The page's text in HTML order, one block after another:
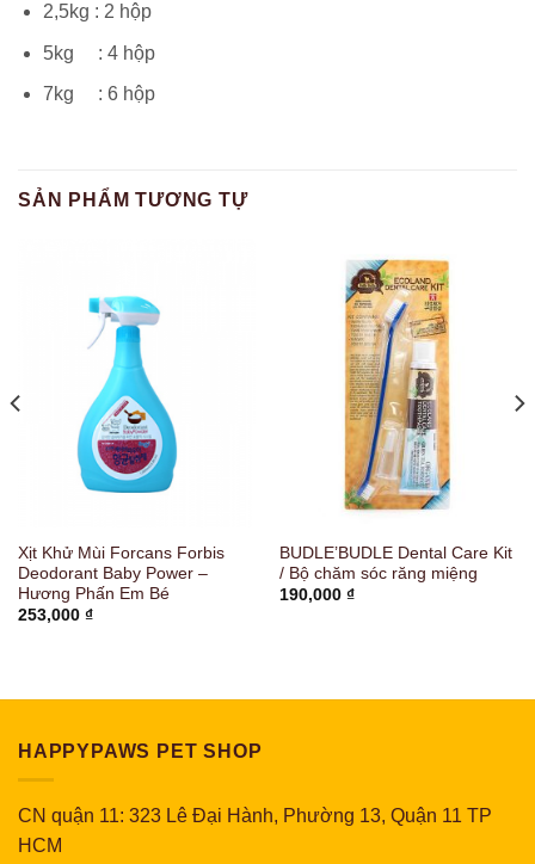
2,5kg : 2 hộp
5kg : 4 hộp
7kg : 6 hộp
SẢN PHẨM TƯƠNG TỰ
Xịt Khử Mùi Forcans Forbis
Deodorant Baby Power –
Hương Phấn Em Bé
253,000 ₫
BUDLE’BUDLE Dental Care Kit
/ Bộ chăm sóc răng miệng
190,000 ₫
HAPPYPAWS PET SHOP
CN quận 11: 323 Lê Đại Hành, Phường 13, Quận 11 TP
HCM